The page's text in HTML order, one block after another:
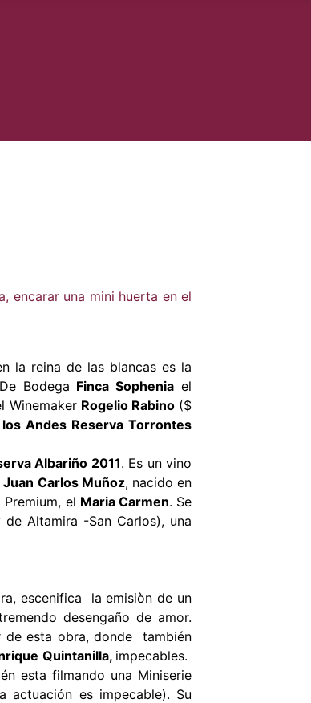
encarar una mini huerta en el
la reina de las blancas es la
Bodega Finca Sophenia el
Winemaker Rogelio Rabino($
Andes Reserva Torrontes
Albariño 2011. Es un vino
Juan Carlos Muñoz, nacido en
el Maria Carmen. Se
Altamira -San Carlos), una
escenifica la emisiòn de un
desengaño de amor.
de esta obra, donde también
Quintanilla, impecables.
esta filmando una Miniserie
actuación es impecable). Su